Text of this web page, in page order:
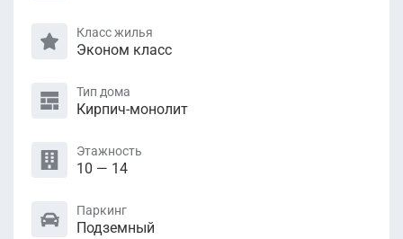
Класс жилья
Эконом класс
Тип дома
Кирпич-монолит
Этажность
10 — 14
Паркинг
Подземный